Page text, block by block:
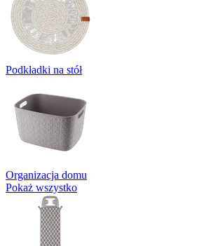
Podkładki na stół
Organizacja domu
Pokaż wszystko